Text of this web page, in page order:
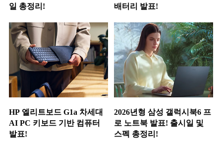
일 총정리!
배터리 발표!
HP 엘리트보드 G1a 차세대
AI PC 키보드 기반 컴퓨터
발표!
2026년형 삼성 갤럭시북6 프
로 노트북 발표! 출시일 및
스펙 총정리!